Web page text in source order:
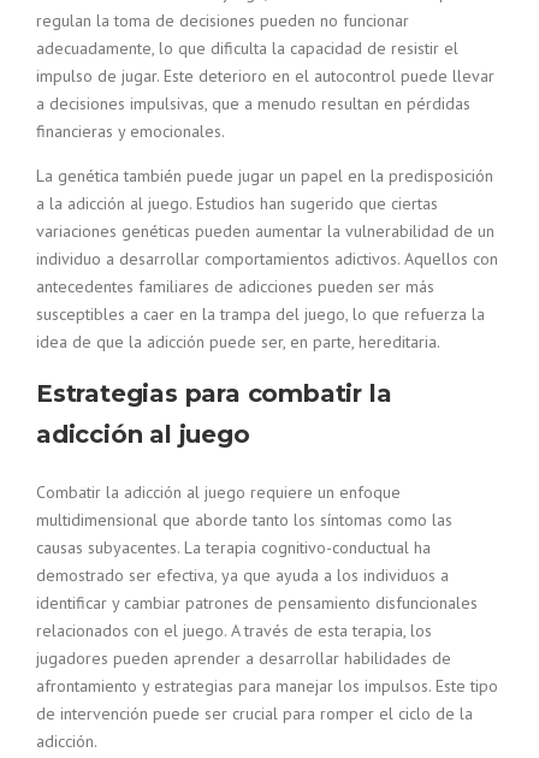
regulan la toma de decisiones pueden no funcionar
adecuadamente, lo que dificulta la capacidad de resistir el
impulso de jugar. Este deterioro en el autocontrol puede llevar
a decisiones impulsivas, que a menudo resultan en pérdidas
financieras y emocionales.
La genética también puede jugar un papel en la predisposición
a la adicción al juego. Estudios han sugerido que ciertas
variaciones genéticas pueden aumentar la vulnerabilidad de un
individuo a desarrollar comportamientos adictivos. Aquellos con
antecedentes familiares de adicciones pueden ser más
susceptibles a caer en la trampa del juego, lo que refuerza la
idea de que la adicción puede ser, en parte, hereditaria.
Estrategias para combatir la
adicción al juego
Combatir la adicción al juego requiere un enfoque
multidimensional que aborde tanto los síntomas como las
causas subyacentes. La terapia cognitivo-conductual ha
demostrado ser efectiva, ya que ayuda a los individuos a
identificar y cambiar patrones de pensamiento disfuncionales
relacionados con el juego. A través de esta terapia, los
jugadores pueden aprender a desarrollar habilidades de
afrontamiento y estrategias para manejar los impulsos. Este tipo
de intervención puede ser crucial para romper el ciclo de la
adicción.